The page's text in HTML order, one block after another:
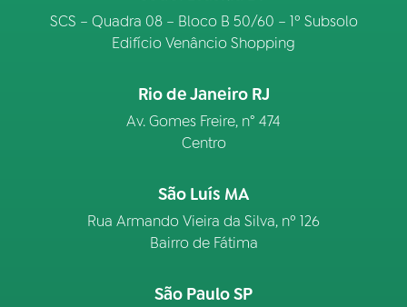
SCS – Quadra 08 – Bloco B 50/60 – 1º Subsolo
Edifício Venâncio Shopping
Rio de Janeiro RJ
Av. Gomes Freire, n° 474
Centro
São Luís MA
Rua Armando Vieira da Silva, nº 126
Bairro de Fátima
São Paulo SP